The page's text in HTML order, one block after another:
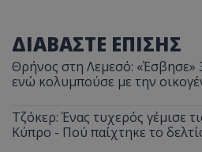
ΔΙΑΒΑΣΤΕ ΕΠΙΣΗΣ
Θρήνος στη Λεμεσό: «Έσβησε»
ενώ κολυμπούσε με την
Τζόκερ: Ένας τυχερός γέμισε
Κύπρο - Πού παίχτηκε το